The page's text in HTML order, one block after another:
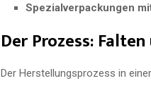
Spezialverpackungen
Der Prozess:
Der Herstellungsprozess in